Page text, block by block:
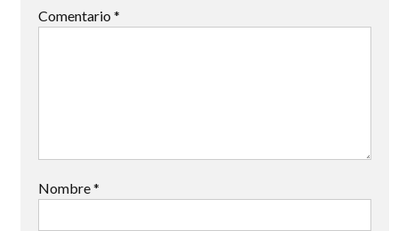
Comentario *
Nombre*